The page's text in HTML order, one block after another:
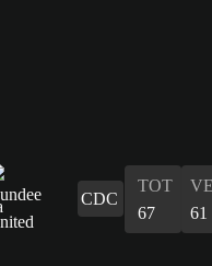
CDC
TOT
67
61